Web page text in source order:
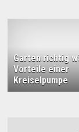
Garten richtig
Vorteile einer
Kreiselpumpe